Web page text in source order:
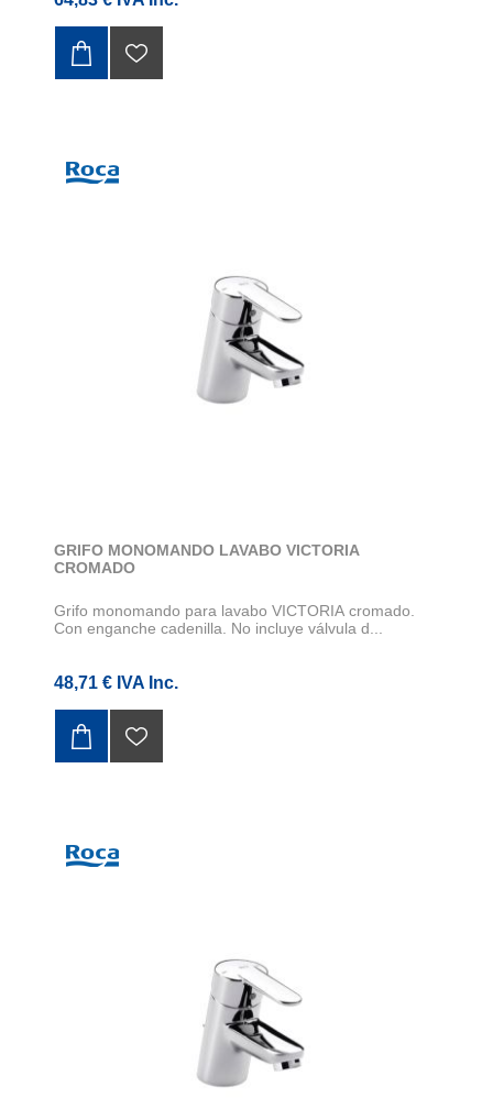
GRIFO MONOMANDO LAVABO VICTORIA
CROMADO
Grifo monomando para lavabo VICTORIA cromado.
Con enganche cadenilla. No incluye válvula d...
48,71 € IVA Inc.